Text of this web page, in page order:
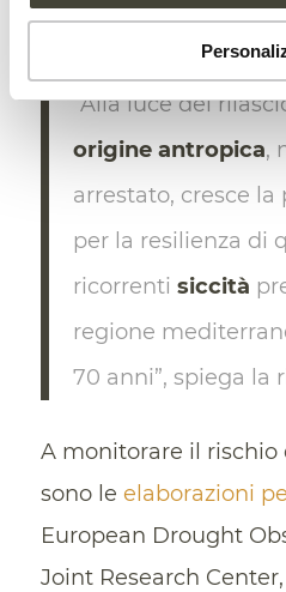
“Alla luce del
origine antropica,
arrestato, cresce la
per la resilienza di
ricorrenti siccità
regione
70 anni”, spiega la
A monitorare il rischio
sono le elaborazioni
European Drought
Joint Research Center,